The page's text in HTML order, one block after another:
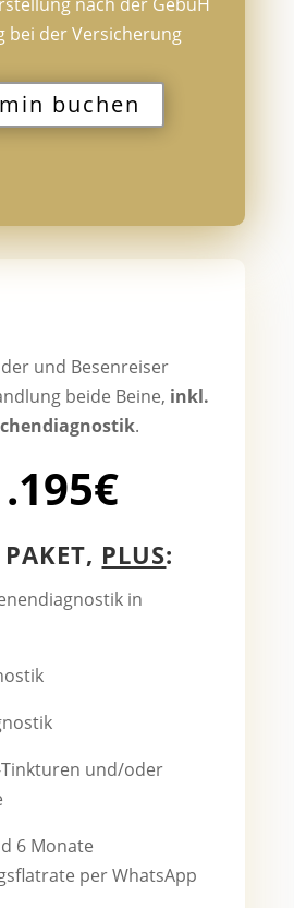
bei der Versicherung
buchen
und Besenreiser
beide Beine, inkl.
.
PLUS:
in
und/oder
6 Monate
per WhatsApp